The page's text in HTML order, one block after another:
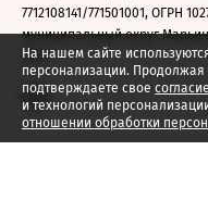
На нашем сайте
персонализации.
подтверждаете свое согласие
и технологий
отношении обработки
7712108141/771501001, ОГРН
муниципальный округ
2026